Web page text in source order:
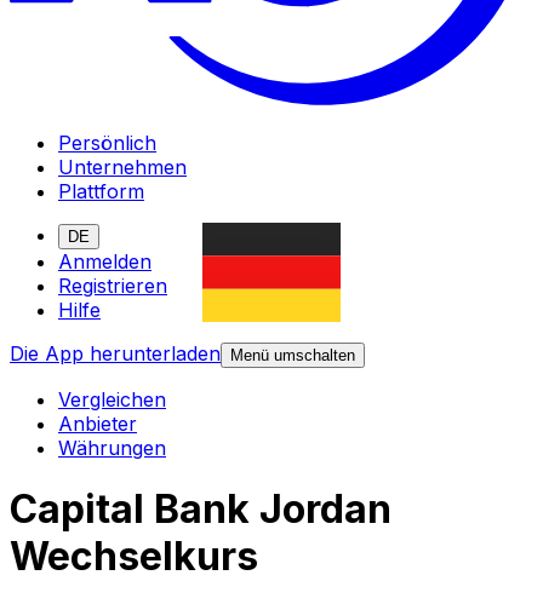
Persönlich
Unternehmen
Plattform
DE
Anmelden
Registrieren
Hilfe
Die App herunterladen
Menü umschalten
Vergleichen
Anbieter
Währungen
Capital Bank Jordan
Wechselkurs